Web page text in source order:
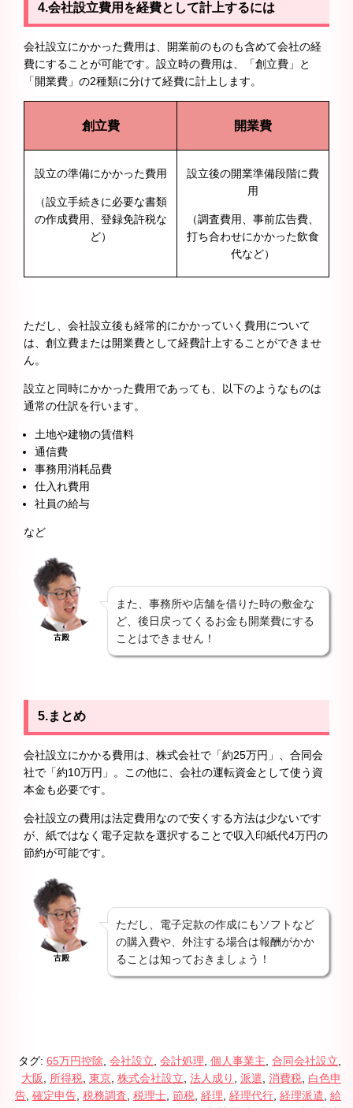
4.会社設立費用を経費として計上するには
会社設立にかかった費用は、開業前のものも含めて会社の経
費にすることが可能です。設立時の費用は、「創立費」と
「開業費」の2種類に分けて経費に計上します。
創立費 開業費
設立の準備にかかった費用
（設立手続きに必要な書類
の作成費用、登録免許税な
ど）
設立後の開業準備段階に費
用
（調査費用、事前広告費、
打ち合わせにかかった飲食
代など）
ただし、会社設立後も経常的にかかっていく費用について
は、創立費または開業費として経費計上することができませ
ん。
設立と同時にかかった費用であっても、以下のようなものは
通常の仕訳を行います。
土地や建物の賃借料
通信費
事務用消耗品費
仕入れ費用
社員の給与
など
古殿
また、事務所や店舗を借りた時の敷金な
ど、後日戻ってくるお金も開業費にする
ことはできません！
5.まとめ
会社設立にかかる費用は、株式会社で「約25万円」、合同会
社で「約10万円」。この他に、会社の運転資金として使う資
本金も必要です。
会社設立の費用は法定費用なので安くする方法は少ないです
が、紙ではなく電子定款を選択することで収入印紙代4万円の
節約が可能です。
古殿
ただし、電子定款の作成にもソフトなど
の購入費や、外注する場合は報酬がかか
ることは知っておきましょう！
タグ: 65万円控除 会社設立 会計処理 個人事業主 合同会社設立
大阪
所得税 東京 株式会社設立 法人成り 派遣 消費税
白色申
告 確定申告 税務調査 税理士 節税 経理 経理代行 経理派遣 給